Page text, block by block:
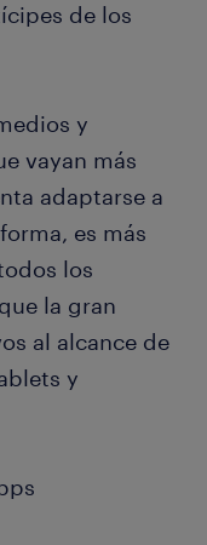
de los
y
vayan más
adaptarse a
es más
los
la gran
al alcance de
y